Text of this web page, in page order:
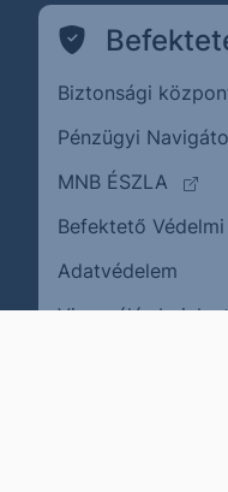
Biztonsági
Pénzügyi
MNB ÉSZLA
Befektető
Adatvédelem
Visszaélés